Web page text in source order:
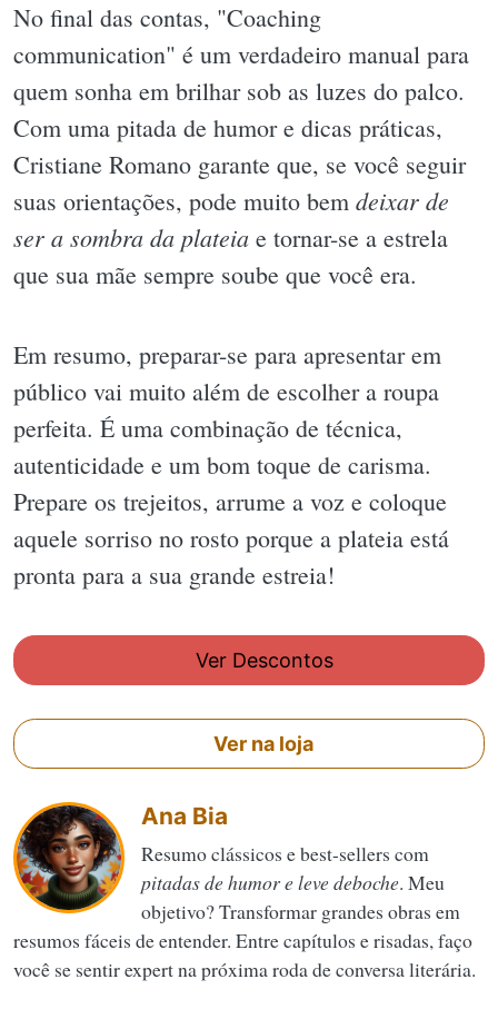
No final das contas, "Coaching
communication" é um verdadeiro manual para
quem sonha em brilhar sob as luzes do palco.
Com uma pitada de humor e dicas práticas,
Cristiane Romano garante que, se você seguir
suas orientações, pode muito bem deixar de
ser a sombra da plateia e tornar-se a estrela
que sua mãe sempre soube que você era.
Em resumo, preparar-se para apresentar em
público vai muito além de escolher a roupa
perfeita. É uma combinação de técnica,
autenticidade e um bom toque de carisma.
Prepare os trejeitos, arrume a voz e coloque
aquele sorriso no rosto porque a plateia está
pronta para a sua grande estreia!
Ver Descontos
Ver na loja
Ana Bia
Resumo clássicos e best-sellers com
pitadas de humor e leve deboche. Meu
objetivo? Transformar grandes obras em
resumos fáceis de entender. Entre capítulos e risadas, faço
você se sentir expert na próxima roda de conversa literária.